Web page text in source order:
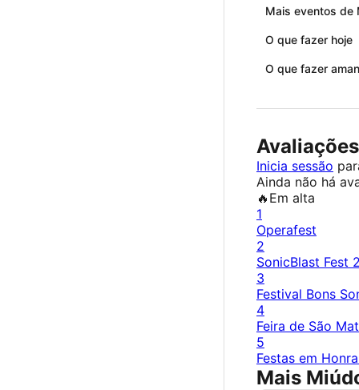
Mais eventos de
O que fazer hoje
O que fazer
Avaliações
Inicia sessão
Ainda não há
🔥 Em alta
1
Operafest
2
SonicBlast Fest
3
Festival Bons
4
Feira de São
5
Festas em
Mais